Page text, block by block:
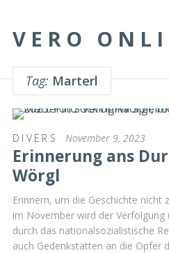
VERO
Tag: Marterl
DIVERS November 9, 2023
Erinnerung ans
Wörgl
Erinnern, um die Geschichte
im November wird der Verfolgung
durch das nationalsozialistische
auch Gedenkstätten an die Opfer